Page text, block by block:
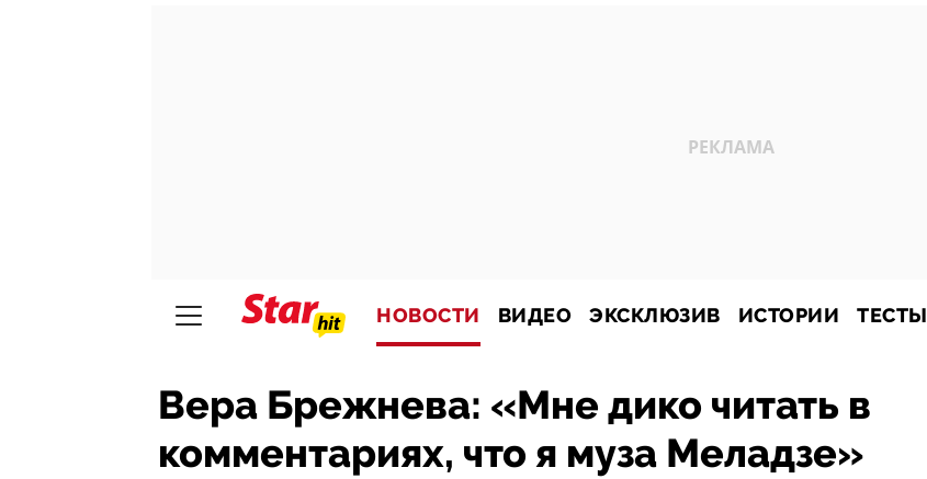
НОВОСТИ ВИДЕО ЭКСКЛЮЗИВ ИСТОРИИ ТЕСТЫ
Вера Брежнева: «Мне дико читать в
комментариях, что я муза Меладзе»